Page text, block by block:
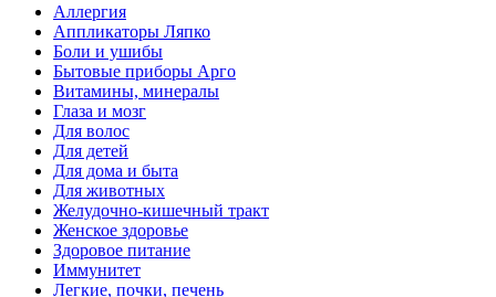
Аллергия
Аппликаторы Ляпко
Боли и ушибы
Бытовые приборы Арго
Витамины, минералы
Глаза и мозг
Для волос
Для детей
Для дома и быта
Для животных
Желудочно-кишечный тракт
Женское здоровье
Здоровое питание
Иммунитет
Легкие, почки, печень